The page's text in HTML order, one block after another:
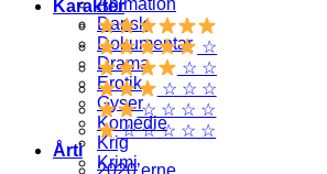
Animation
Dansk
Dokumentar
Drama
Erotik
Gyser
Komedie
Krig
Krimi
Karakter
☆
☆ ☆
☆ ☆ ☆
☆ ☆ ☆ ☆
☆ ☆ ☆ ☆ ☆
Årti